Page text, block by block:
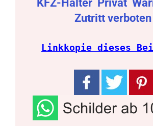
KFZ-Halter Privat
Zutritt verboten
Linkkopie dieses